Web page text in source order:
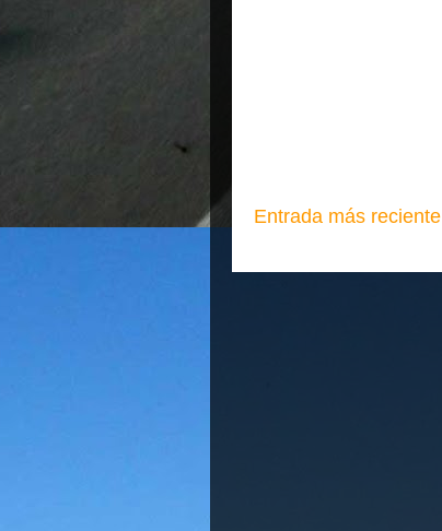
Entrada más reciente